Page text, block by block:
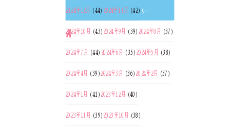
2024年12月 (44) 2024年11月 (42)
2024年10月 (43) 2024年9月 (39) 2024年8月 (37)
2024年7月 (44) 2024年6月 (35) 2024年5月 (38)
2024年4月 (39) 2024年3月 (36) 2024年2月 (37)
2024年1月 (41) 2023年12月 (40)
2023年11月 (39) 2023年10月 (38)
リー